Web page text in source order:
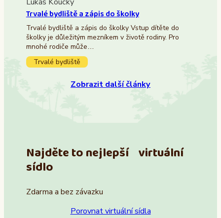
Trvalé bydliště a zápis do školky
Trvalé bydliště a zápis do školky Vstup dítěte do
školky je důležitým mezníkem v životě rodiny. Pro
mnohé rodiče může…
Trvalé bydliště
Zobrazit další články
Najděte to nejlepší virtuální
sídlo
Zdarma a bez závazku
Porovnat virtuální sídla